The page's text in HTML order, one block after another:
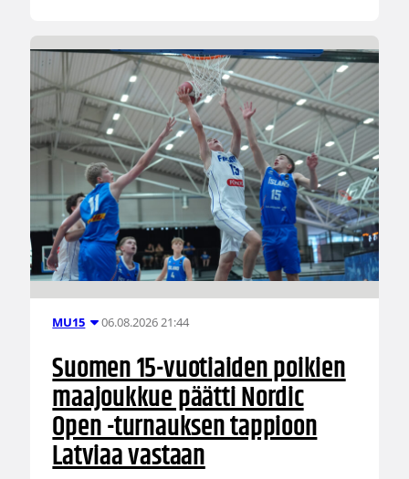
MU15 06.08.2026 21:44
Suomen 15-vuotiaiden poikien
maajoukkue päätti Nordic
Open -turnauksen tappioon
Latviaa vastaan